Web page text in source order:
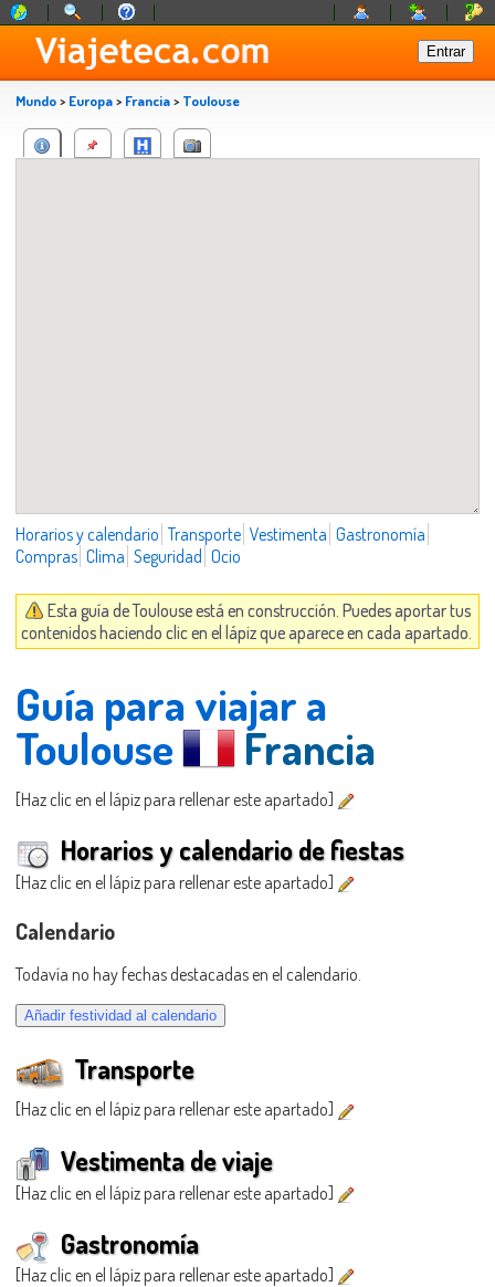
Mundo> Europa> Francia> Toulouse
Horarios y calendario Transporte Vestimenta Gastronomía
Compras Clima Seguridad Ocio
Esta guía de Toulouse está en construcción. Puedes aportar tus
contenidos haciendo clic en el lápiz que aparece en cada apartado.
Guía para viajar a
Toulouse
Francia
[Haz clic en el lápiz para rellenar este apartado]
Horarios y calendario de fiestas
[Haz clic en el lápiz para rellenar este apartado]
Calendario
Todavía no hay fechas destacadas en el calendario.
Transporte
[Haz clic en el lápiz para rellenar este apartado]
Vestimenta de viaje
[Haz clic en el lápiz para rellenar este apartado]
Gastronomía
[Haz clic en el lápiz para rellenar este apartado]